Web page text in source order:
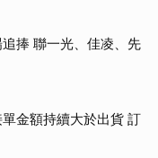
捧 聯一光、佳凌、先
金額持續大於出貨 訂